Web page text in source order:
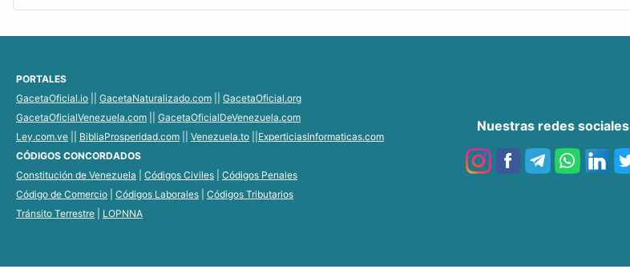
PORTALES
GacetaOficial.io
GacetaNaturalizado.com
GacetaOficial.org
GacetaOficialVenezuela.com
GacetaOficialDeVenezuela.com
Ley.com.ve
BibliaProsperidad.com Venezuela.to
ExperticiasInformaticas.com
CÓDIGOS CONCORDADOS
Constitución de Venezuela
Códigos Civiles
Códigos Penales
Código de Comercio
Códigos Laborales
Códigos Tributarios
Tránsito Terrestre
LOPNNA
Nuestras redes sociales